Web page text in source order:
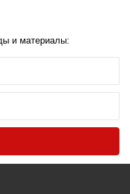
и материалы: